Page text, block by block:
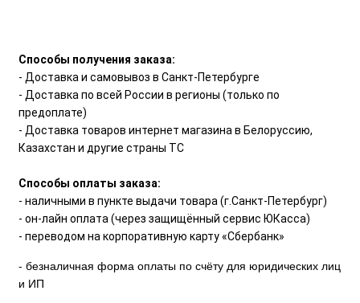
Способы получения заказа:
- Доставка и самовывоз в Санкт-Петербурге
- Доставка по всей России в регионы (только по
предоплате)
- Доставка товаров интернет магазина в Белоруссию,
Казахстан и другие страны ТС
Способы оплаты заказа:
- наличными в пункте выдачи товара (г.Санкт-Петербург)
- он-лайн оплата (через защищённый сервис ЮКасса)
- переводом на корпоративную карту «Сбербанк»
- безналичная форма оплаты по счёту для юридических лиц
и ИП